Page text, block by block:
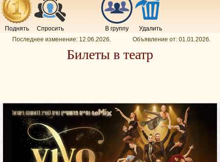
Поднять Спросить В группу
Удалить
Последнее изменение: 12.06.2026. Объявление от: 01.01.2026.
Билеты в театр